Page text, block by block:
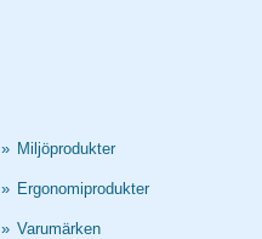
» Miljöprodukter
» Ergonomiprodukter
» Varumärken